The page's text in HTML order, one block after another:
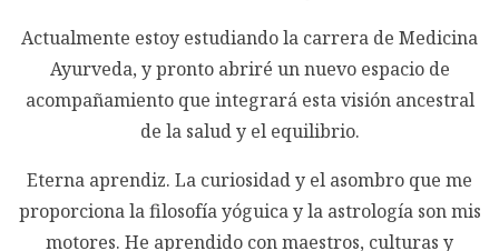
Actualmente estoy estudiando la carrera de Medicina
Ayurveda, y pronto abriré un nuevo espacio de
acompañamiento que integrará esta visión ancestral
de la salud y el equilibrio.
Eterna aprendiz. La curiosidad y el asombro que me
proporciona la filosofía yóguica y la astrología son mis
motores. He aprendido con maestros, culturas y